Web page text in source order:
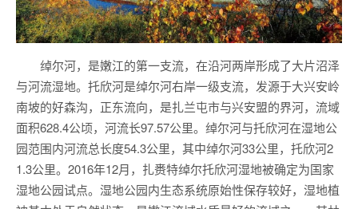
绰尔河，是嫩江的第一支流，在沿河两岸形成了大片沼泽
与河流湿地。托欣河是绰尔河右岸一级支流，发源于大兴安岭
南坡的好森沟，正东流向，是扎兰屯市与兴安盟的界河，流域
面积628.4公顷，河流长97.57公里。绰尔河与托欣河在湿地公
园范围内河流总长度54.3公里，其中绰尔河33公里，托欣河2
1.3公里。2016年12月，扎赉特绰尔托欣河湿地被确定为国家
湿地公园试点。湿地公园内生态系统原始性保存较好，湿地植